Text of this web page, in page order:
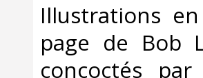
‎Illustrations
page de Bob
concoctés